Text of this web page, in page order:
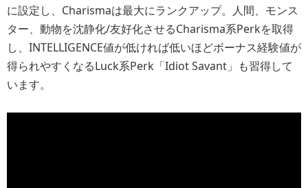
に設定し、Charismaは最大にランクアップ。人間、モンス
ター、動物を沈静化/友好化させるCharisma系Perkを取得
し、INTELLIGENCE値が低ければ低いほどボーナス経験値が
得られやすくなるLuck系Perk「Idiot Savant」も習得して
います。